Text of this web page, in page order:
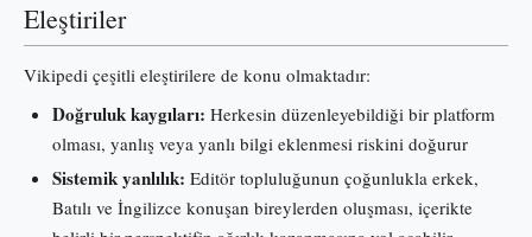
Eleştiriler
Vikipedi çeşitli eleştirilere de konu olmaktadır:
Doğruluk kaygıları: Herkesin düzenleyebildiği bir platform
olması, yanlış veya yanlı bilgi eklenmesi riskini doğurur
Sistemik yanlılık: Editör topluluğunun çoğunlukla erkek,
Batılı ve İngilizce konuşan bireylerden oluşması, içerikte